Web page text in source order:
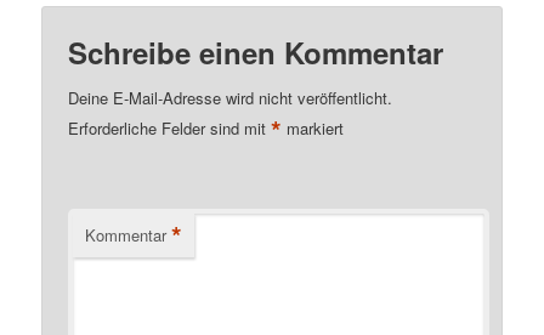
Schreibe einen Kommentar
Deine E-Mail-Adresse wird nicht veröffentlicht.
Erforderliche Felder sind mit* markiert
Kommentar *